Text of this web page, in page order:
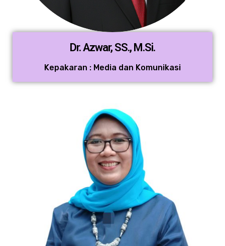
Dr. Azwar, SS., M.Si.
Kepakaran : Media dan Komunikasi